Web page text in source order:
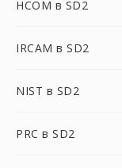
HCOM в SD2
IRCAM в SD2
NIST в SD2
PRC в SD2